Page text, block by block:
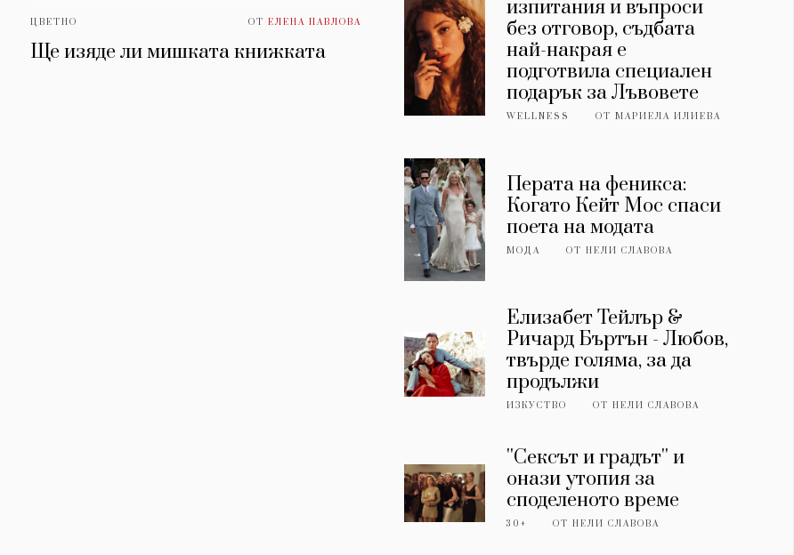
ЦВЕТНО ОТ ЕЛЕНА ПАВЛОВА
Ще изяде ли мишката книжката
изпитания и въпроси
без отговор, съдбата
най-накрая е
подготвила специален
подарък за Лъвовете
WELLNESS ОТМАРИЕЛА ИЛИЕВА
Перата на феникса:
Когато Кейт Мос спаси
поета на модата
МОДА ОТНЕЛИ СЛАВОВА
Елизабет Тейлър &
Ричард Бъртън - Любов,
твърде голяма, за да
продължи
ИЗКУСТВО ОТНЕЛИ СЛАВОВА
''Сексът и градът'' и
онази утопия за
споделеното време
30+ ОТНЕЛИ СЛАВОВА